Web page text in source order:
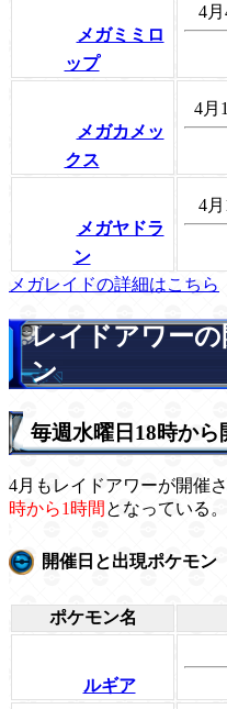
メガミミロ
ップ
4
メガカメッ
クス
4月
メガヤドラ
ン
4
メガレイドの詳細はこちら
レイドアワー
ン
毎週水曜日18時から
4月もレイドアワーが開催さ
時から1時間 となっている。
開催日と出現ポケモン
ポケモン名
ルギア